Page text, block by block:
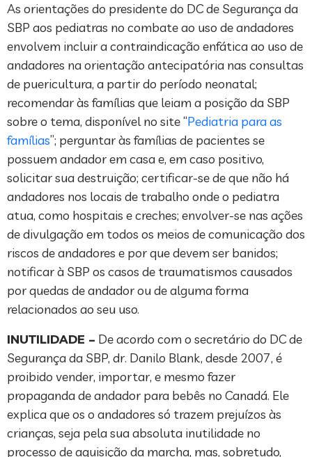
As orientações do presidente do DC de Segurança da
SBP aos pediatras no combate ao uso de andadores
envolvem incluir a contraindicação enfática ao uso de
andadores na orientação antecipatória nas consultas
de puericultura, a partir do período neonatal;
recomendar às famílias que leiam a posição da SBP
sobre o tema, disponível no site “Pediatria para as
famílias”; perguntar às famílias de pacientes se
possuem andador em casa e, em caso positivo,
solicitar sua destruição; certificar-se de que não há
andadores nos locais de trabalho onde o pediatra
atua, como hospitais e creches; envolver-se nas ações
de divulgação em todos os meios de comunicação dos
riscos de andadores e por que devem ser banidos;
notificar à SBP os casos de traumatismos causados
por quedas de andador ou de alguma forma
relacionados ao seu uso.
INUTILIDADE – De acordo com o secretário do DC de
Segurança da SBP, dr. Danilo Blank, desde 2007, é
proibido vender, importar, e mesmo fazer
propaganda de andador para bebês no Canadá. Ele
explica que os o andadores só trazem prejuízos às
crianças, seja pela sua absoluta inutilidade no
processo de aquisição da marcha, mas, sobretudo,